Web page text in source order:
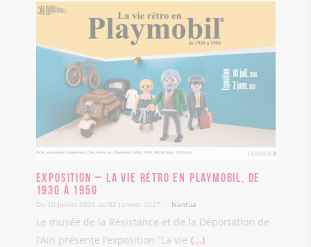
Exposition – La vie rétro en Playmobil, de
1930 à 1950
Du 10 Juillet 2026 au 02 Janvier 2027 Nantua
Le musée de la Résistance et de la Déportation de
l’Ain présente l’exposition “La vie ...